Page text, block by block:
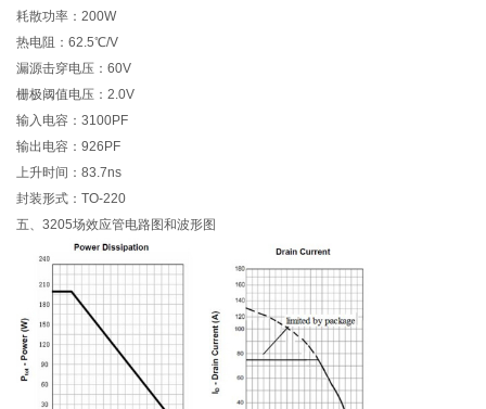
耗散功率：200W
热电阻：62.5℃/V
漏源击穿电压：60V
栅极阈值电压：2.0V
输入电容：3100PF
输出电容：926PF
上升时间：83.7ns
封装形式：TO-220
五、3205场效应管电路图和波形图